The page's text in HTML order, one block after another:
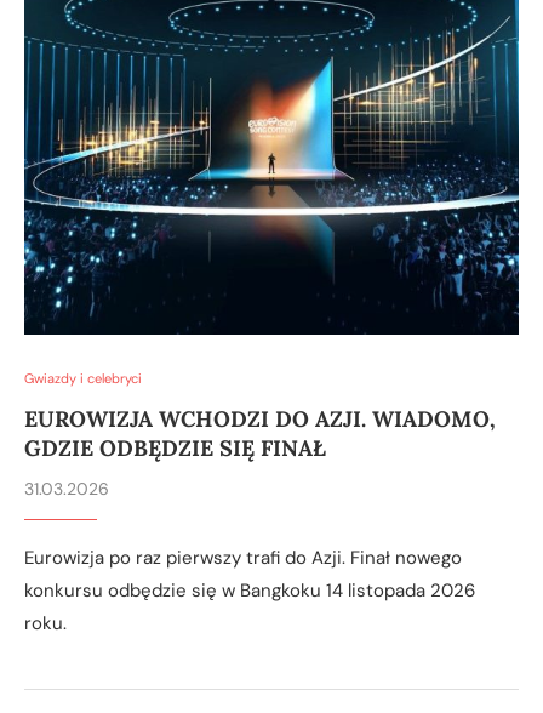
Gwiazdy i celebryci
EUROWIZJA WCHODZI DO AZJI. WIADOMO,
GDZIE ODBĘDZIE SIĘ FINAŁ
31.03.2026
Eurowizja po raz pierwszy trafi do Azji. Finał nowego
konkursu odbędzie się w Bangkoku 14 listopada 2026
roku.